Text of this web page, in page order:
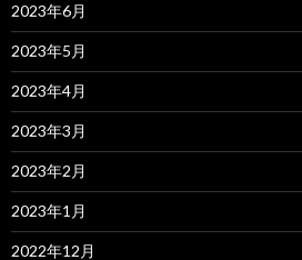
2023年6月
2023年5月
2023年4月
2023年3月
2023年2月
2023年1月
2022年12月